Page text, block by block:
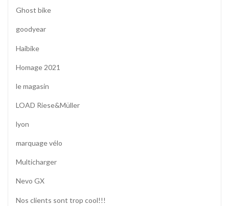
Ghost bike
goodyear
Haibike
Homage 2021
le magasin
LOAD Riese&Müller
lyon
marquage vélo
Multicharger
Nevo GX
Nos clients sont trop cool!!!